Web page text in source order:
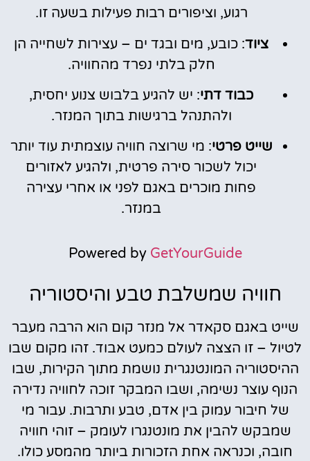
רגוע, וציפורים רבות פעילות בשעה זו.
ציוד: כובע, מים ובגד ים – עצירות לשחייה הן
חלק בלתי נפרד מהחוויה.
כבוד דתי: יש להגיע בלבוש צנוע יחסית,
ולהתנהל ברגישות בתוך המנזר.
שייט פרטי: מי שרוצה חוויה עוצמתית עוד יותר
יכול לשכור סירה פרטית, ולהגיע לאזורים
פחות מוכרים באגם לפני או אחרי עצירה
במנזר.
Powered by GetYourGuide
חוויה שמשלבת טבע והיסטוריה
שייט באגם סקאדר אל מנזר קום הוא הרבה מעבר
לטיול – זו הצצה לעולם כמעט אבוד. זהו מקום שבו
ההיסטוריה המונטנגרית נושמת מתוך הקירות, שבו
הנוף עוצר נשימה, ושבו המבקר זוכה לחוויה נדירה
של חיבור עמוק בין אדם, טבע ותרבות. עבור מי
שמבקש להבין את מונטנגרו לעומק – זוהי חוויה
חובה, וכנראה אחת הזכורות ביותר מהמסע כולו.